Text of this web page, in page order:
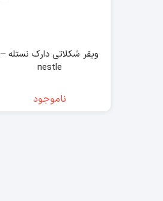
ویفر شکلاتی دارک نستله –
nestle
ناموجود